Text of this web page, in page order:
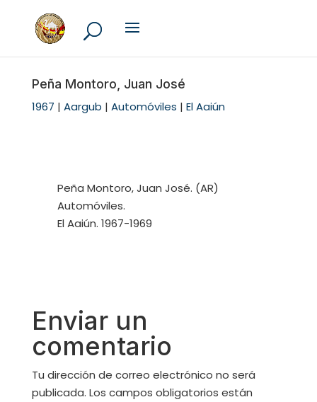
Peña Montoro, Juan José
1967 | Aargub | Automóviles | El Aaiún
Peña Montoro, Juan José. (AR)
Automóviles.
El Aaiún. 1967-1969
Enviar un
comentario
Tu dirección de correo electrónico no será
publicada. Los campos obligatorios están